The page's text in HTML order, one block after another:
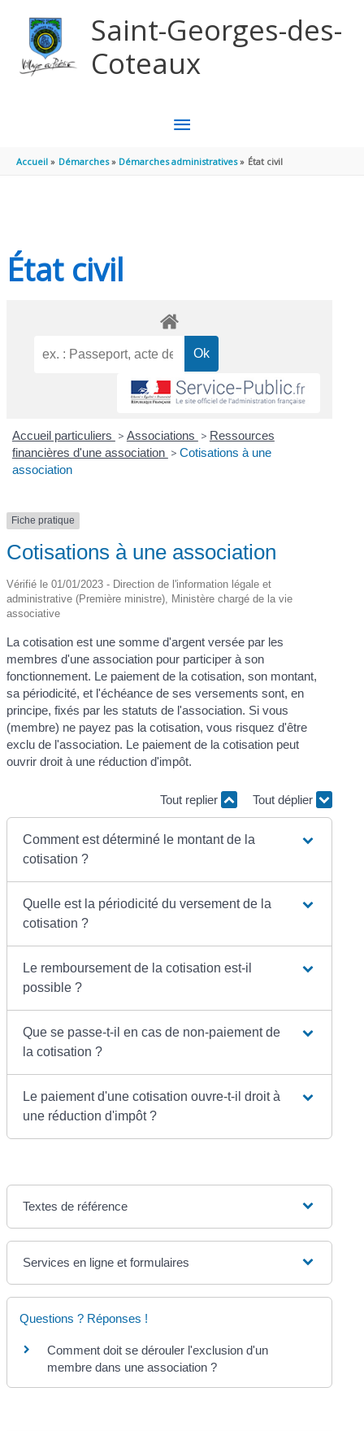
Saint-Georges-des-
Coteaux
MENU
PRINCIPAL
Accueil Démarches Démarches administratives État civil
État civil
Accueil particuliers > Associations > Ressources
financières d'une association > Cotisations à une
association
Fiche pratique
Cotisations à une association
Vérifié le 01/01/2023 - Direction de l'information légale et
administrative (Première ministre), Ministère chargé de la vie
associative
La cotisation est une somme d'argent versée par les
membres d'une association pour participer à son
fonctionnement. Le paiement de la cotisation, son montant,
sa périodicité, et l'échéance de ses versements sont, en
principe, fixés par les statuts de l'association. Si vous
(membre) ne payez pas la cotisation, vous risquez d'être
exclu de l'association. Le paiement de la cotisation peut
ouvrir droit à une réduction d'impôt.
Tout replier Tout déplier
Comment est déterminé le montant de la
cotisation ?
Quelle est la périodicité du versement de la
cotisation ?
Le remboursement de la cotisation est-il
possible ?
Que se passe-t-il en cas de non-paiement de
la cotisation ?
Le paiement d'une cotisation ouvre-t-il droit à
une réduction d'impôt ?
Textes de référence
Services en ligne et formulaires
Questions ? Réponses !
Comment doit se dérouler l'exclusion d'un
membre dans une association ?